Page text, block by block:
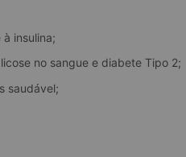
insulina;
no sangue e diabete Tipo 2;
saudável;